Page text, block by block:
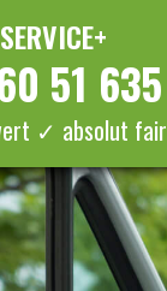
51 635
✓ absolut fair